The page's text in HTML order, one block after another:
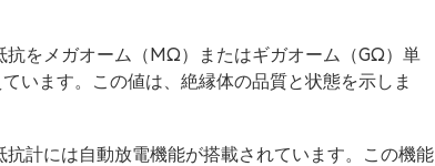
をメガオーム（MΩ）またはギガオーム（GΩ）単
います。この値は、絶縁体の品質と状態を示しま
計には自動放電機能が搭載されています。この機能